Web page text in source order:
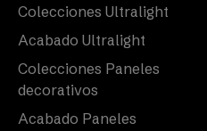
Colecciones Ultralight
Acabado Ultralight
Colecciones Paneles
decorativos
Acabado Paneles